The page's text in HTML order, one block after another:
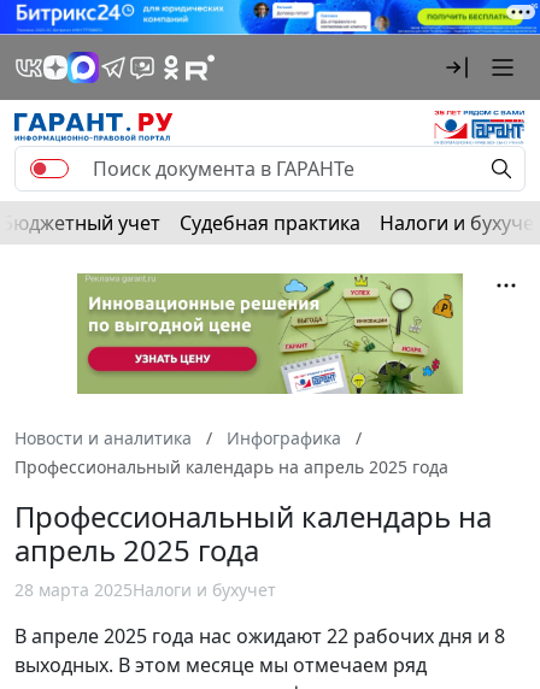
Бюджетный учет Судебная практика Налоги и
Новости и аналитика
Инфографика
Профессиональный календарь на апрель 2025 года
Профессиональный календарь на
апрель 2025 года
28 марта 2025Налоги и бухучет
В апреле 2025 года нас ожидают 22 рабочих дня и 8
выходных. В этом месяце мы отмечаем ряд